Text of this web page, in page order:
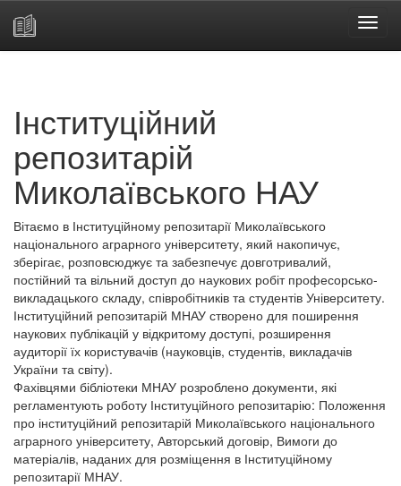
Інституційний
репозитарій
Миколаївського НАУ
Вітаємо в Інституційному репозитарії Миколаївського
національного аграрного університету, який накопичує,
зберігає, розповсюджує та забезпечує довготривалий,
постійний та вільний доступ до наукових робіт професорсько-
викладацького складу, співробітників та студентів Університету.
Інституційний репозитарій МНАУ створено для поширення
наукових публікацій у відкритому доступі, розширення
аудиторії їх користувачів (науковців, студентів, викладачів
України та світу).
Фахівцями бібліотеки МНАУ розроблено документи, які
регламентують роботу Інституційного репозитарію: Положення
про інституційний репозитарій Миколаївського національного
аграрного університету, Авторський договір, Вимоги до
матеріалів, наданих для розміщення в Інституційному
репозитарії МНАУ.